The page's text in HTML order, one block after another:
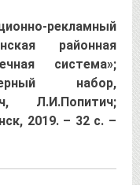
рекламный
районная
система»;
набор,
Л.И.Попитич;
2019. – 32 с. –